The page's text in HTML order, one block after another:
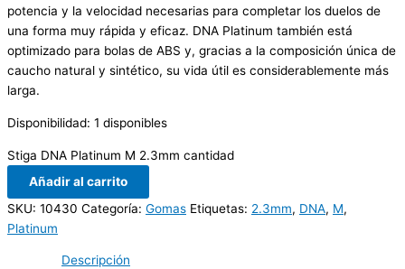
potencia y la velocidad necesarias para completar los duelos de
una forma muy rápida y eficaz. DNA Platinum también está
optimizado para bolas de ABS y, gracias a la composición única de
caucho natural y sintético, su vida útil es considerablemente más
larga.
Disponibilidad: 1 disponibles
Stiga DNA Platinum M 2.3mm cantidad
Añadir al carrito
SKU: 10430 Categoría: Gomas Etiquetas: 2.3mm, DNA, M,
Platinum
Descripción